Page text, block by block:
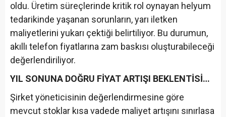
oldu. Üretim süreçlerinde kritik rol oynayan helyum
tedarikinde yaşanan sorunların, yarı iletken
maliyetlerini yukarı çektiği belirtiliyor. Bu durumun,
akıllı telefon fiyatlarına zam baskısı oluşturabileceği
değerlendiriliyor.
YIL SONUNA DOĞRU FİYAT ARTIŞI BEKLENTİSİ…
Şirket yöneticisinin değerlendirmesine göre
mevcut stoklar kısa vadede maliyet artışını sınırlasa